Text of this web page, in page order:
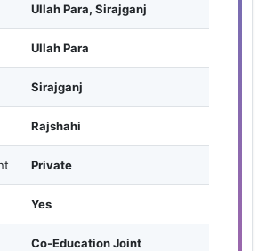
Ullah Para, Sirajganj
Ullah Para
Sirajganj
Rajshahi
Private
Yes
Co-Education Joint